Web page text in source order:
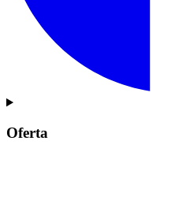
Oferta